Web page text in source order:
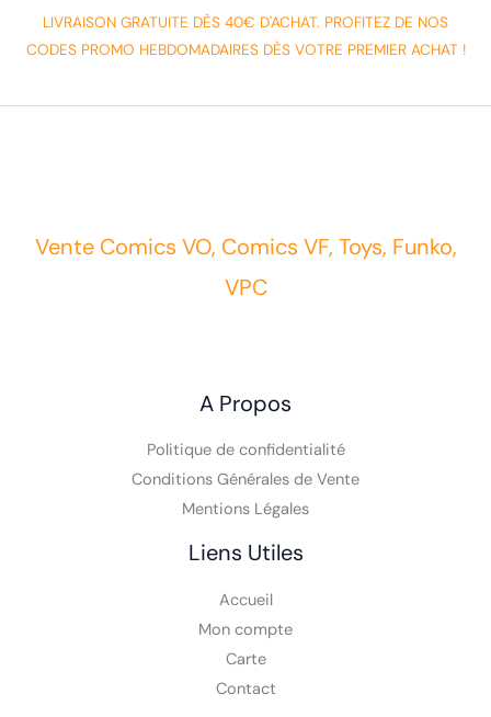
LIVRAISON GRATUITE DÈS 40€ D'ACHAT. PROFITEZ DE NOS
CODES PROMO HEBDOMADAIRES DÈS VOTRE PREMIER ACHAT !
Vente Comics VO, Comics VF, Toys, Funko,
VPC
A Propos
Politique de confidentialité
Conditions Générales de Vente
Mentions Légales
Liens Utiles
Accueil
Mon compte
Carte
Contact